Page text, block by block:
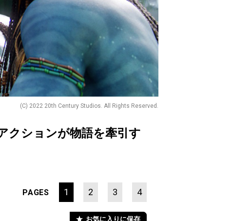
(C) 2022 20th Century Studios. All Rights Reserved.
クションが物語を牽引す
PAGES 1 2 3 4
お気に入りに保存